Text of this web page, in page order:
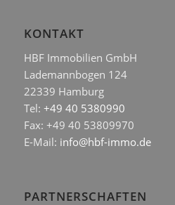
KONTAKT
HBF Immobilien GmbH
Lademannbogen 124
22339 Hamburg
Tel: +49 40 5380990
Fax: +49 40 53809970
E-Mail: info@hbf-immo.de
PARTNERSCHAFTEN